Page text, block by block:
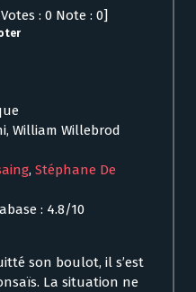
: 0 Note : 0]
William Willebrod
, Stéphane De
: 4.8/10
son boulot, il s’est
La situation ne